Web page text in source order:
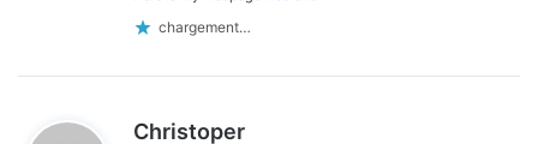
chargement…
Christoper